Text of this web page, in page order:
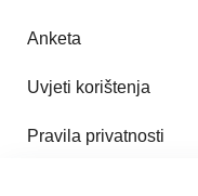
Anketa
Uvjeti korištenja
Pravila privatnosti